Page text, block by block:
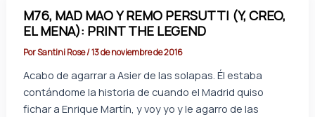
M76, MAD MAO Y REMO PERSUTTI (Y, CREO,
EL MENA): PRINT THE LEGEND
PorSantini Rose/13 de noviembre de 2016
Acabo de agarrar a Asier de las solapas. Él estaba
contándome la historia de cuando el Madrid quiso
fichar a Enrique Martín, y voy yo y le agarro de las